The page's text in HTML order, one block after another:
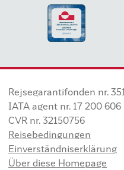
Rejsegarantifonden nr. 351
IATA agent nr. 17 200 606
CVR nr. 32150756
Reisebedingungen
Einverständniserklärung
Über diese Homepage